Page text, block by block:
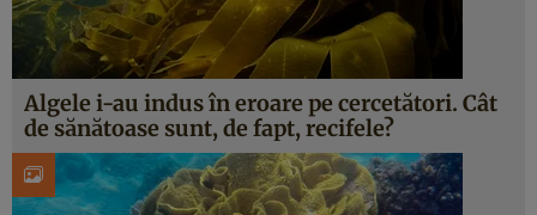
Algele i-au indus în eroare pe cercetători. Cât
de sănătoase sunt, de fapt, recifele?